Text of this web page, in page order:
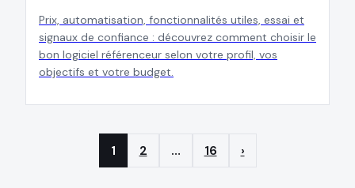
Prix, automatisation, fonctionnalités utiles, essai et
signaux de confiance : découvrez comment choisir le
bon logiciel référenceur selon votre profil, vos
objectifs et votre budget.
1 2 … 16 ›